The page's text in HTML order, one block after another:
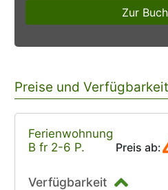
Zur
Preise und
Ferienwohnung
B fr 2-6 P.
Preis ab:
Verfügbarkeit